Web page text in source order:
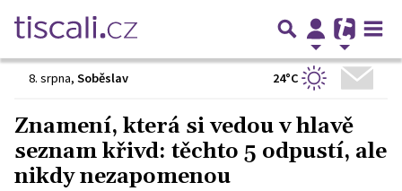
8. srpna, Soběslav 24°C
Znamení, která si vedou v hlavě
seznam křivd: těchto 5 odpustí, ale
nikdy nezapomenou